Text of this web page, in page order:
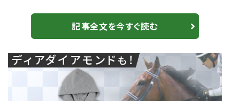
敗を分けそう。注目の発走は15時40分。 【阪神JF】スタ
ーアニスが2歳女王に…母はエピセアローム Bコース替
わりに注目 1枠1番 フェスティバルヒル 牝3・55.0・坂井
瑠星 四位洋文・栗東 1枠2番 サンアントワーヌ 牝3・
55.0・荻野極 鹿戸雄一・...
記事全文を今すぐ読む